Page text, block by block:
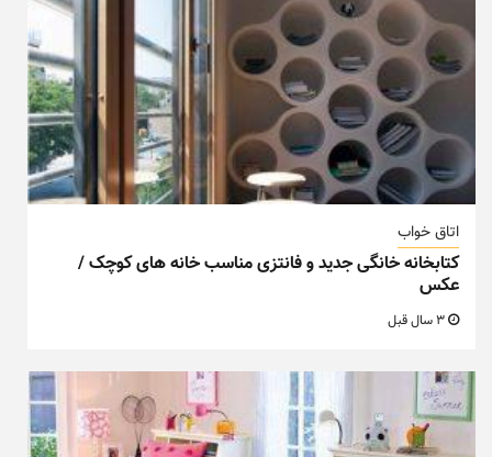
اتاق خواب
کتابخانه خانگی جدید و فانتزی مناسب خانه های کوچک /
عکس